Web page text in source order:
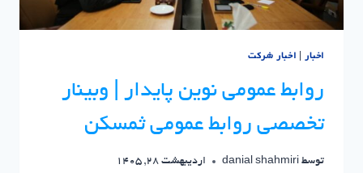
سرمایه
گذاری
اخبار اخبار شرکت
روابط عمومی نوین پایدار | وبینار
تخصصی روابط عمومی ثمسکن
توسط danial shahmiri اردیبهشت 28, 1405